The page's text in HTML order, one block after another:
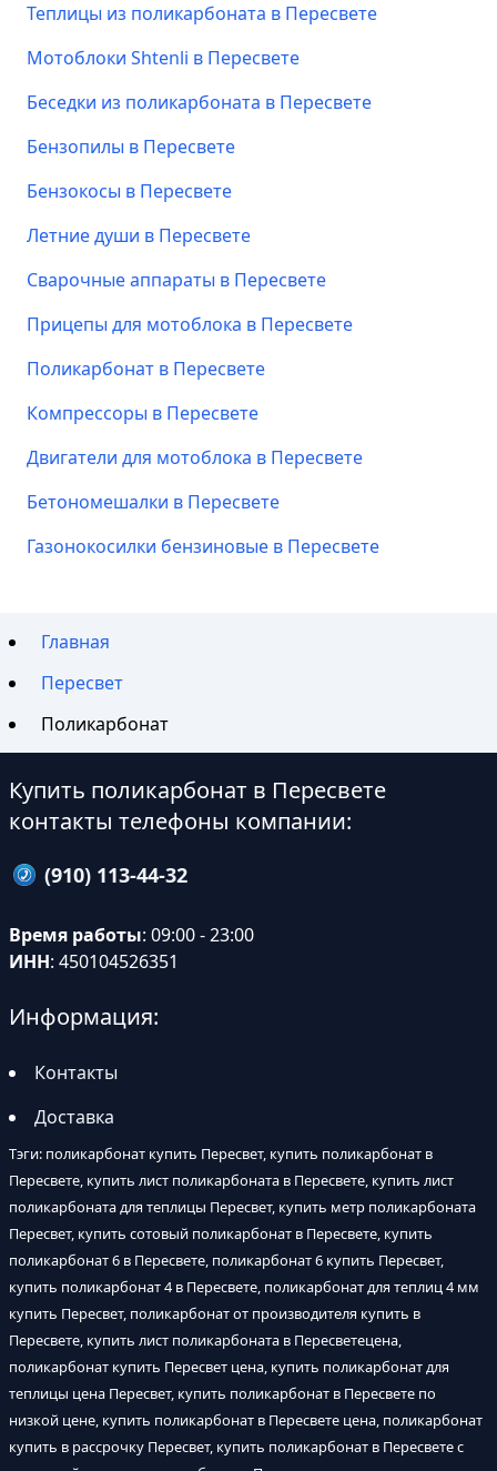
Теплицы из поликарбоната в Пересвете
Мотоблоки Shtenli в Пересвете
Беседки из поликарбоната в Пересвете
Бензопилы в Пересвете
Бензокосы в Пересвете
Летние души в Пересвете
Сварочные аппараты в Пересвете
Прицепы для мотоблока в Пересвете
Поликарбонат в Пересвете
Компрессоры в Пересвете
Двигатели для мотоблока в Пересвете
Бетономешалки в Пересвете
Газонокосилки бензиновые в Пересвете
Главная
Пересвет
Поликарбонат
Купить поликарбонат в Пересвете
контакты телефоны компании:
(910) 113-44-32
Время работы: 09:00 - 23:00
ИНН: 450104526351
Информация:
Контакты
Доставка
Тэги: поликарбонат купить Пересвет, купить поликарбонат в
Пересвете, купить лист поликарбоната в Пересвете, купить лист
поликарбоната для теплицы Пересвет, купить метр поликарбоната
Пересвет, купить сотовый поликарбонат в Пересвете, купить
поликарбонат 6 в Пересвете, поликарбонат 6 купить Пересвет,
купить поликарбонат 4 в Пересвете, поликарбонат для теплиц 4 мм
купить Пересвет, поликарбонат от производителя купить в
Пересвете, купить лист поликарбоната в Пересветецена,
поликарбонат купить Пересвет цена, купить поликарбонат для
теплицы цена Пересвет, купить поликарбонат в Пересвете по
низкой цене, купить поликарбонат в Пересвете цена, поликарбонат
купить в рассрочку Пересвет, купить поликарбонат в Пересвете с